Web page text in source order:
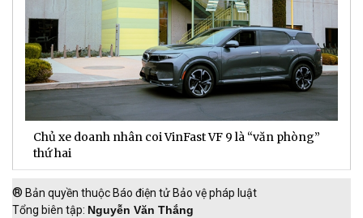
Chủ xe doanh nhân coi VinFast VF 9 là “văn phòng”
thứ hai
® Bản quyền thuộc Báo điện tử Bảo vệ pháp luật
Tổng biên tập: Nguyễn Văn Thắng